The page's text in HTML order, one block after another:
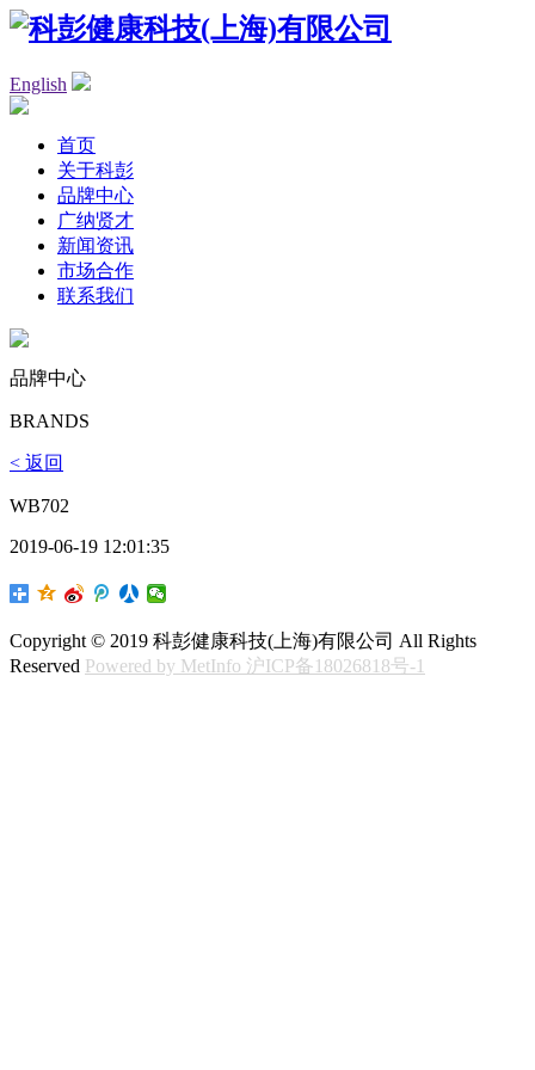
English
首页
关于科彭
品牌中心
广纳贤才
新闻资讯
市场合作
联系我们
品牌中心
BRANDS
< 返回
WB702
2019-06-19 12:01:35
Copyright © 2019 科彭健康科技(上海)有限公司 All Rights
Reserved Powered by MetInfo 沪ICP备18026818号-1